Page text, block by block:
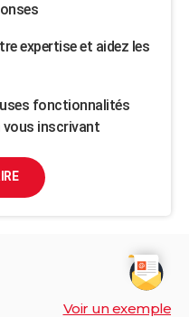
expertise et aidez les
fonctionnalités
vous inscrivant
Voir un exemple